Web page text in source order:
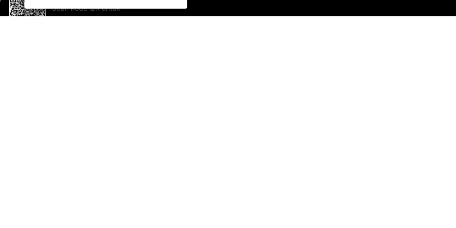
Scan kode QR untuk
mengunduh sekarang!